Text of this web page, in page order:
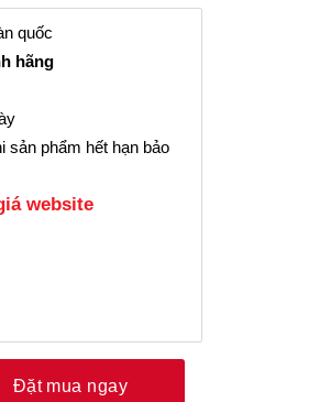
quốc
hãng
sản phẩm hết hạn bảo
website
Đặt mua ngay